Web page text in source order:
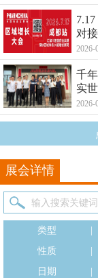
对
2026-
千
实
2026-
展会详情
类型
性质
日期